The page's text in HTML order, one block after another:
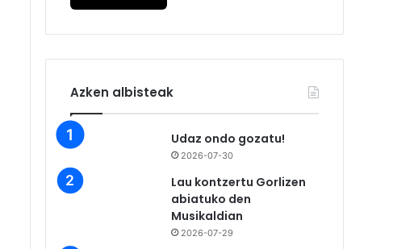
Azken albisteak
Udaz ondo gozatu!
2026-07-30
Lau kontzertu Gorlizen
abiatuko den
Musikaldian
2026-07-29